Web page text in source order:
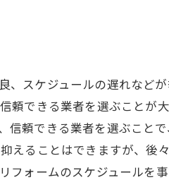
、スケジュールの遅れなど
頼できる業者を選ぶことが大
信頼できる業者を選ぶこと
えることはできますが、後
フォームのスケジュールを